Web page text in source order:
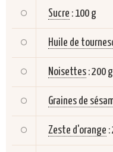
Sucre : 100 g
Huile de
Noisettes :200 g
Graines de
Zeste d'orange :